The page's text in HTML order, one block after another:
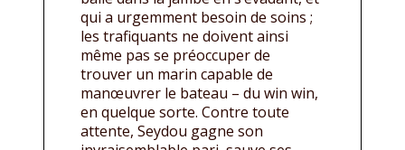
qui a urgemment besoin de soins ;
les trafiquants ne doivent ainsi
même pas se préoccuper de
trouver un marin capable de
manœuvrer le bateau – du win win,
en quelque sorte. Contre toute
attente, Seydou gagne son